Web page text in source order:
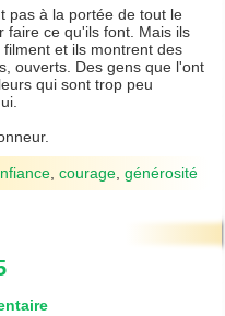
pas à la portée de tout le
faire ce qu'ils font. Mais ils
et ils montrent des
ouverts. Des gens que l'ont
qui sont trop peu
,courage ,générosité